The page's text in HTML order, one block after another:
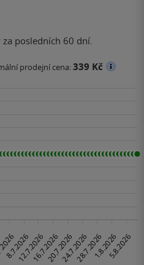
posledních 60 dní.
prodejní cena:339 Kč